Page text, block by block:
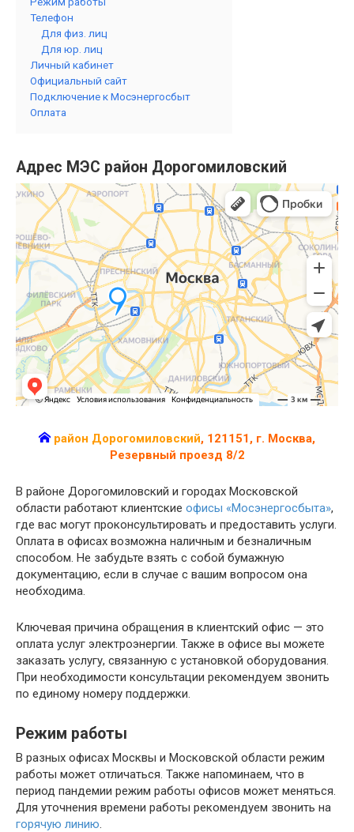
Телефон
Для физ. лиц
Для юр. лиц
Личный кабинет
Официальный сайт
Подключение к Мосэнергосбыт
Оплата
Адрес МЭС район Дорогомиловский
район Дорогомиловский, 121151, г. Москва,
Резервный проезд 8/2
В районе Дорогомиловский и городах Московской
области работают клиентские офисы «Мосэнергосбыта»,
где вас могут проконсультировать и предоставить услуги.
Оплата в офисах возможна наличным и безналичным
способом. Не забудьте взять с собой бумажную
документацию, если в случае с вашим вопросом она
необходима.
Ключевая причина обращения в клиентский офис — это
оплата услуг электроэнергии. Также в офисе вы можете
заказать услугу, связанную с установкой оборудования.
При необходимости консультации рекомендуем звонить
по единому номеру поддержки.
Режим работы
В разных офисах Москвы и Московской области режим
работы может отличаться. Также напоминаем, что в
период пандемии режим работы офисов может меняться.
Для уточнения времени работы рекомендуем звонить на
горячую линию.